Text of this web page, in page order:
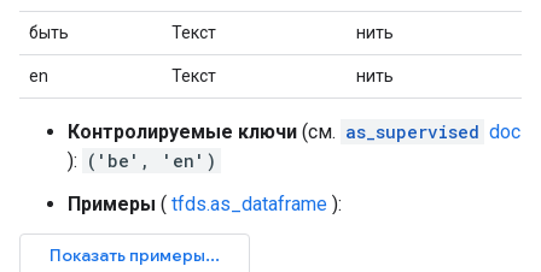
быть Текст нить
en Текст нить
Контролируемые ключи (см. as_supervised doc
): ('be', 'en')
Примеры ( tfds.as_dataframe ):